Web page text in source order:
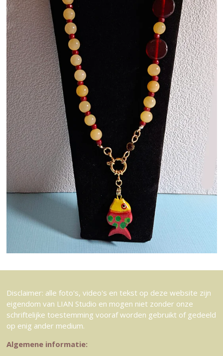
Disclaimer: alle foto's, video's en tekst op deze website zijn
eigendom van LIAN Studio en mogen niet zonder onze
schriftelijke toestemming vooraf worden gebruikt of gedeeld
op enig ander medium.
Algemene informatie: